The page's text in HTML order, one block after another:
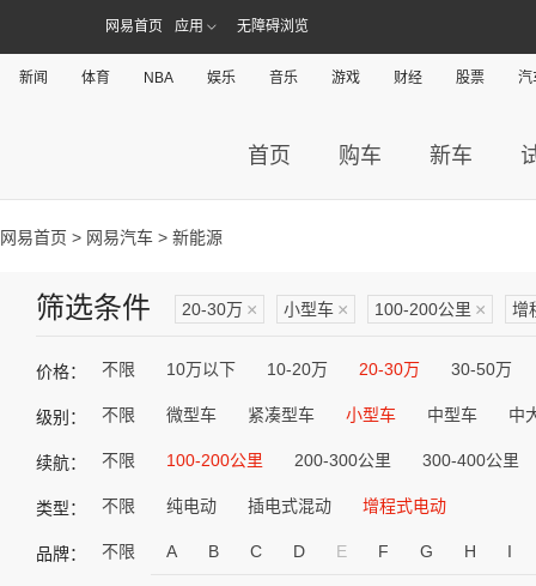
网易首页 应用 无障碍浏览
新闻 体育 NBA 娱乐 音乐 游戏 财经 股票 汽
首页 购车 新车
网易首页 > 网易汽车 > 新能源
筛选条件 20-30万 × 小型车 × 100-200公里 × 增
价格： 不限 10万以下 10-20万 20-30万 30-50万
级别： 不限 微型车 紧凑型车 小型车 中型车 中
续航： 不限 100-200公里 200-300公里 300-400公里
类型： 不限 纯电动 插电式混动 增程式电动
品牌： 不限 A B C D E F G H I